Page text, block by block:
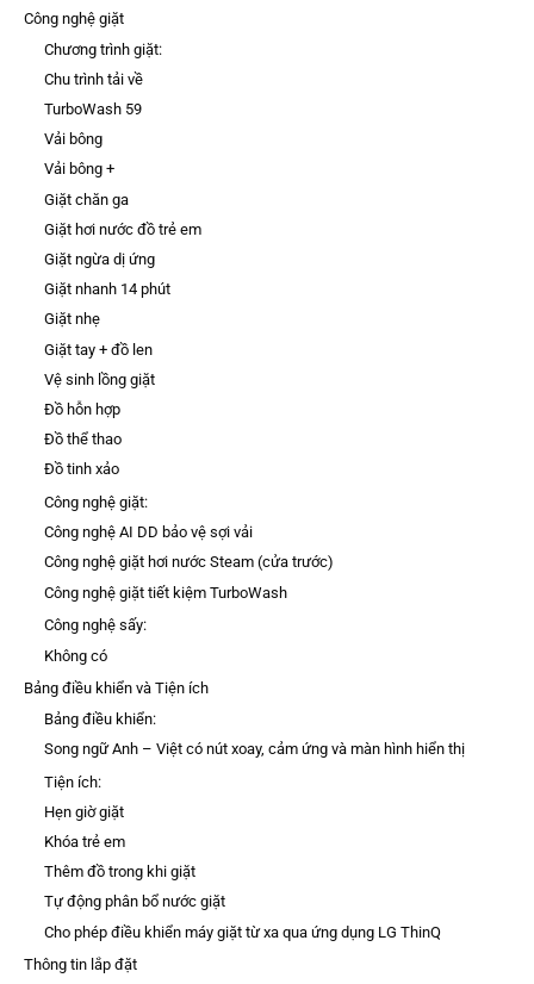
Công nghệ giặt
Chương trình giặt:
Chu trình tải về
TurboWash 59
Vải bông
Vải bông +
Giặt chăn ga
Giặt hơi nước đồ trẻ em
Giặt ngừa dị ứng
Giặt nhanh 14 phút
Giặt nhẹ
Giặt tay + đồ len
Vệ sinh lồng giặt
Đồ hỗn hợp
Đồ thể thao
Đồ tinh xảo
Công nghệ giặt:
Công nghệ AI DD bảo vệ sợi vải
Công nghệ giặt hơi nước Steam (cửa trước)
Công nghệ giặt tiết kiệm TurboWash
Công nghệ sấy:
Không có
Bảng điều khiển và Tiện ích
Bảng điều khiển:
Song ngữ Anh – Việt có nút xoay, cảm ứng và màn hình hiển thị
Tiện ích:
Hẹn giờ giặt
Khóa trẻ em
Thêm đồ trong khi giặt
Tự động phân bổ nước giặt
Cho phép điều khiển máy giặt từ xa qua ứng dụng LG ThinQ
Thông tin lắp đặt